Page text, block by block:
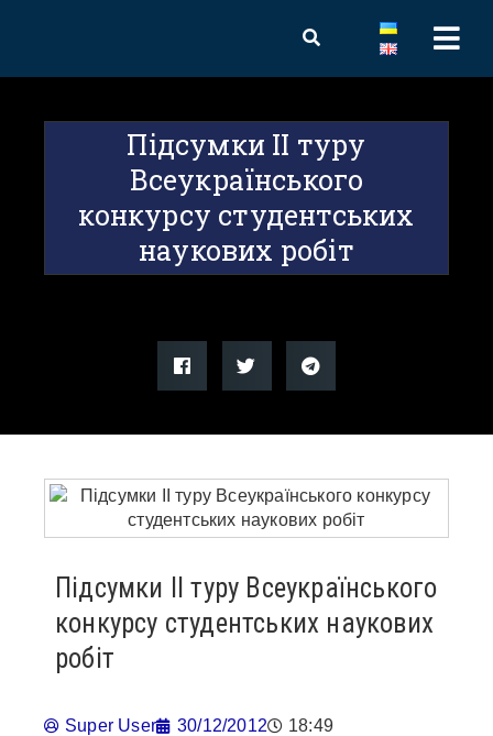
Підсумки ІІ туру
Всеукраїнського
конкурсу студентських
наукових робіт
Підсумки ІІ туру Всеукраїнського
конкурсу студентських наукових
робіт
Super User 30/12/2012 18:49